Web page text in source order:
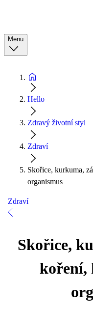
Menu
Hello
Zdravý životní styl
Zdraví
Skořice, kurkuma,
organismus
Zdraví
Skořice,
koření,